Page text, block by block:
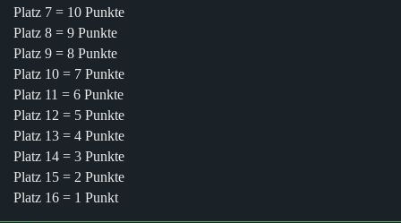
Platz 7 = 10 Punkte
Platz 8 = 9 Punkte
Platz 9 = 8 Punkte
Platz 10 = 7 Punkte
Platz 11 = 6 Punkte
Platz 12 = 5 Punkte
Platz 13 = 4 Punkte
Platz 14 = 3 Punkte
Platz 15 = 2 Punkte
Platz 16 = 1 Punkt